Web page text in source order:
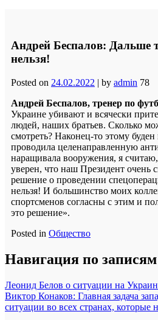
Андрей Беспалов: Дальше
нельзя!
Posted on 24.02.2022 | by admin 78
Андрей Беспалов, тренер по
Украине убивают и всячески
людей, наших братьев. Сколько
смотреть? Наконец-то этому
проводила целенаправленную
наращивала вооружения, я
уверен, что наш Президент очень
решение о проведении
нельзя! И большинство моих
спортсменов согласны с этим и
это решение».
Posted in Общество
Навигация по записям
Леонид Белов о ситуации на
Виктор Конаков: Главная задача
ситуации во всех странах, которые